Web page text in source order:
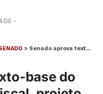
-
> Senado aprova texto-base do novo arcabouço fiscal, projeto retornará a Câmara dos Deputados
base do